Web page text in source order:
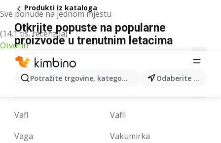
Sve ponude na jednom mjestu
(14,1 tis. recenzija)
Otvoriti
Potražite trgovine, kategorije, proizvode... Odaberite grad
Produkti iz kataloga
Otkrijte popuste na popularne
proizvode u trenutnim letacima
3 9 A H
L
M N O P R T U V
Vafl
Vafli
Vaga
Vakumirka